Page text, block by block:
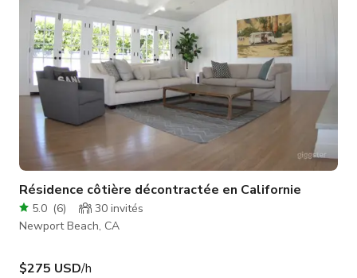
Résidence côtière décontractée en Californie
5.0 (6) 30 invités
Newport Beach, CA
$275 USD/h